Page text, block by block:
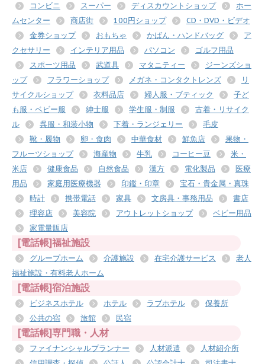
コンビニ スーパー ディスカウントショップ
ホー
ムセンター
商店街 100円ショップ
CD・DVD・ビデオ
金券ショップ
おもちゃ かばん・ハンドバッグ
ア
クセサリー
インテリア用品 パソコン
ゴルフ用品
スポーツ用品
武道具 マタニティー
ジーンズショ
ップ
フラワーショップ メガネ・コンタクトレンズ
リ
サイクルショップ
衣料品店 婦人服・ブティック
子ど
も服・ベビー服
紳士服 学生服・制服
古着・リサイク
ル
呉服・和装小物 下着・ランジェリー
毛皮
靴・履物
卵・食肉 中華食材 鮮魚店
果物・
フルーツショップ
海産物 牛乳 コーヒー豆
米・
米店
健康食品 自然食品 漢方 電化製品
医療
用品
家庭用医療機器 印鑑・印章
宝石・貴金属・真珠
時計
携帯電話 家具 文房具・事務用品
書店
理容店
美容院 アウトレットショップ
ベビー用品
家電量販店
[電話帳]福祉施設
グループホーム 介護施設 在宅介護サービス
老人
福祉施設・有料老人ホーム
[電話帳]宿泊施設
ビジネスホテル ホテル ラブホテル
保養所
公共の宿
旅館 民宿
[電話帳]専門職・人材
ファイナンシャルプランナー 人材派遣
人材紹介所